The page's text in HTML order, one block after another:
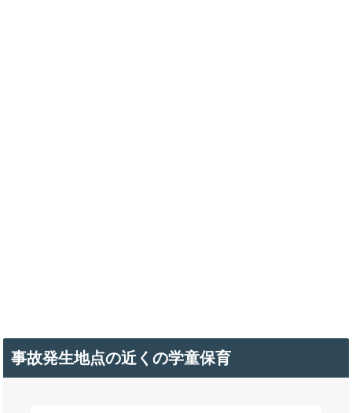
事故発生地点の近くの学童保育